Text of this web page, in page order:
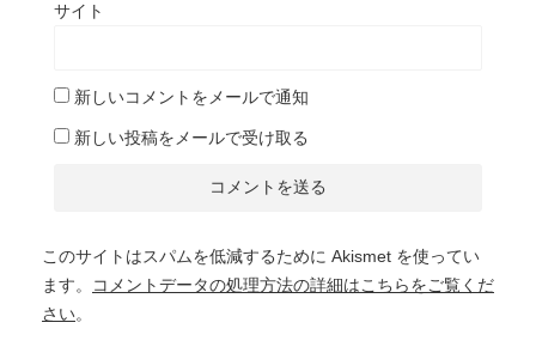
サイト
新しいコメントをメールで通知
新しい投稿をメールで受け取る
このサイトはスパムを低減するために Akismet を使ってい
ます。
コメントデータの処理方法の詳細はこちらをご覧くだ
さい。